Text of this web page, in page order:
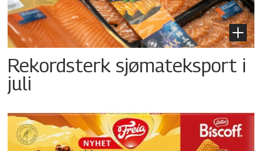
Rekordsterk sjømateksport i
juli